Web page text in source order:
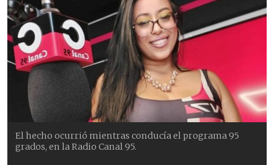
El hecho ocurrió mientras conducía el programa 95
grados, en la Radio Canal 95.